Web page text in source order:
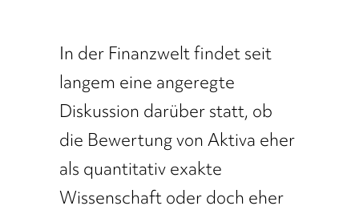
In der Finanzwelt findet seit
langem eine angeregte
Diskussion darüber statt, ob
die Bewertung von Aktiva eher
als quantitativ exakte
Wissenschaft oder doch eher